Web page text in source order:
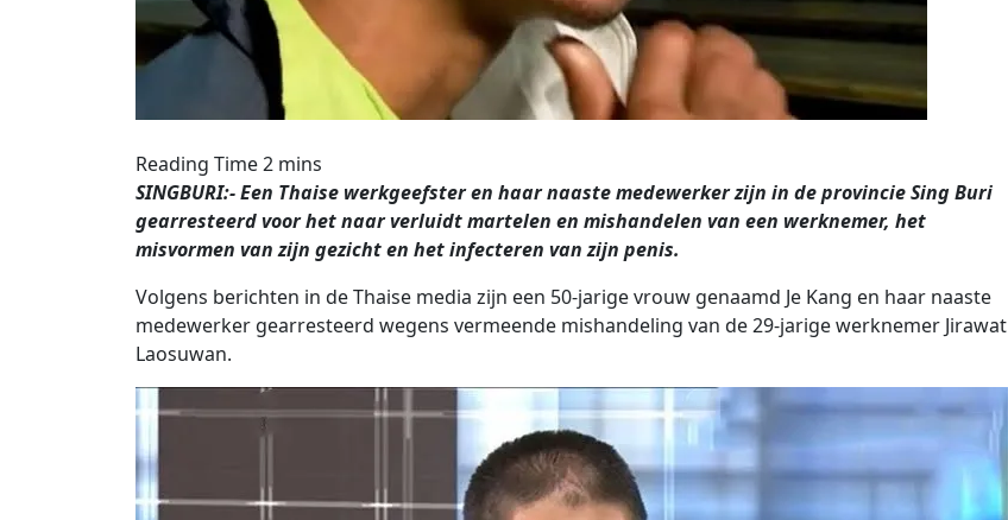
SINGBURI:- Een Thaise werkgeefster en haar naaste medewerker zijn in de provincie Sing Buri
gearresteerd voor het naar verluidt martelen en mishandelen van een werknemer, het
misvormen van zijn gezicht en het infecteren van zijn penis.
Volgens berichten in de Thaise media zijn een 50-jarige vrouw genaamd Je Kang en haar naaste
medewerker gearresteerd wegens vermeende mishandeling van de 29-jarige werknemer Jirawat
Laosuwan.